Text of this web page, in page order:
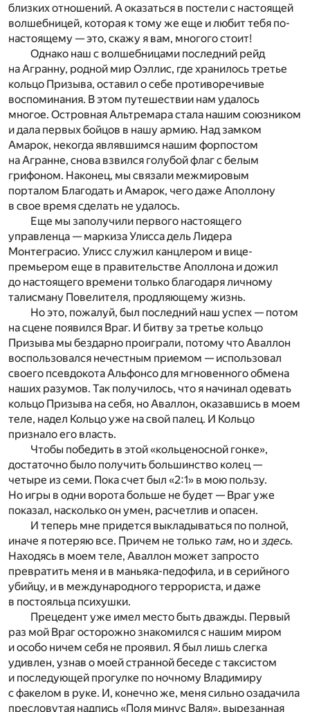
близких отношений. А оказаться в постели с настоящей
волшебницей, которая к тому же еще и любит тебя по-
настоящему — это, скажу я вам, многого стоит!
Однако наш с волшебницами последний рейд
на Агранну, родной мир Оэллис, где хранилось третье
кольцо Призыва, оставил о себе противоречивые
воспоминания. В этом путешествии нам удалось
многое. Островная Альтремара стала нашим союзником
и дала первых бойцов в нашу армию. Над замком
Амарок, некогда являвшимся нашим форпостом
на Агранне, снова взвился голубой флаг с белым
грифоном. Наконец, мы связали межмировым
порталом Благодать и Амарок, чего даже Аполлону
в свое время сделать не удалось.
Еще мы заполучили первого настоящего
управленца — маркиза Улисса дель Лидера
Монтеграсио. Улисс служил канцлером и вице-
премьером еще в правительстве Аполлона и дожил
до настоящего времени только благодаря личному
талисману Повелителя, продляющему жизнь.
Но это, пожалуй, был последний наш успех — потом
на сцене появился Враг. И битву за третье кольцо
Призыва мы бездарно проиграли, потому что Аваллон
воспользовался нечестным приемом — использовал
своего псевдокота Альфонсо для мгновенного обмена
наших разумов. Так получилось, что я начинал одевать
кольцо Призыва на себя, но Аваллон, оказавшись в моем
теле, надел Кольцо уже на свой палец. И Кольцо
признало его власть.
Чтобы победить в этой «кольценосной гонке»,
достаточно было получить большинство колец —
четыре из семи. Пока счет был «2:1» в мою пользу.
Но игры в одни ворота больше не будет — Враг уже
показал, насколько он умен, расчетлив и опасен.
И теперь мне придется выкладываться по полной,
иначе я потеряю все. Причем не только там, но и здесь.
Находясь в моем теле, Аваллон может запросто
превратить меня и в маньяка-педофила, и в серийного
убийцу, и в международного террориста, и даже
в постояльца психушки.
Прецедент уже имел место быть дважды. Первый
раз мой Враг осторожно знакомился с нашим миром
и особо ничем себя не проявил. Я был лишь слегка
удивлен, узнав о моей странной беседе с таксистом
и последующей прогулке по ночному Владимиру
с факелом в руке. И, конечно же, меня сильно озадачила
пресловутая надпись «Поля минус Валя», вырезанная